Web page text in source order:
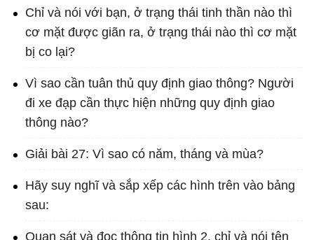
Chỉ và nói với bạn, ở trạng thái tinh thần nào thì
cơ mặt được giãn ra, ở trạng thái nào thì cơ mặt
bị co lại?
Vì sao cần tuân thủ quy định giao thông? Người
đi xe đạp cần thực hiện những quy định giao
thông nào?
Giải bài 27: Vì sao có năm, tháng và mùa?
Hãy suy nghĩ và sắp xếp các hình trên vào bảng
sau:
Quan sát và đọc thông tin hình 2, chỉ và nói tên